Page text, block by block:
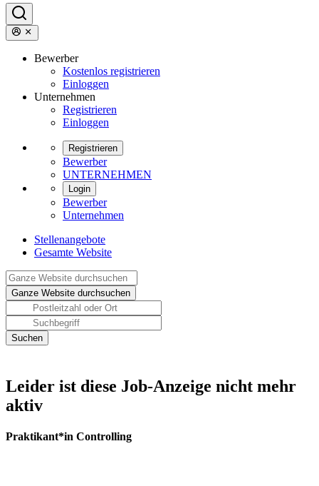
Bewerber
Kostenlos registrieren
Einloggen
Unternehmen
Registrieren
Einloggen
Registrieren
Bewerber
UNTERNEHMEN
Login
Bewerber
Unternehmen
Stellenangebote
Gesamte Website
Leider ist diese Job-Anzeige nicht mehr
aktiv
Praktikant*in Controlling